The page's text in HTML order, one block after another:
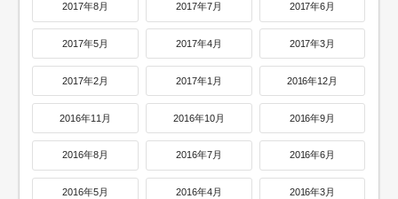
2017年8月 2017年7月 2017年6月
2017年5月 2017年4月 2017年3月
2017年2月 2017年1月 2016年12月
2016年11月 2016年10月 2016年9月
2016年8月 2016年7月 2016年6月
2016年5月 2016年4月 2016年3月